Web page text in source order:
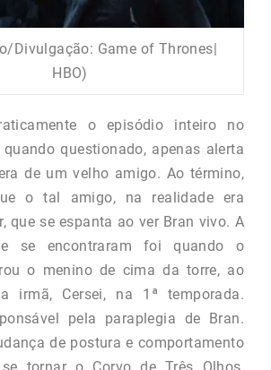
Divulgação: Game of Thrones|
HBO)
o episódio inteiro no
questionado, apenas alerta
de um velho amigo. Ao término,
o tal amigo, na realidade era
que se espanta ao ver Bran vivo. A
se encontraram foi quando o
o menino de cima da torre, ao
irmã, Cersei, na 1ª temporada.
pela paraplegia de Bran.
de postura e comportamento